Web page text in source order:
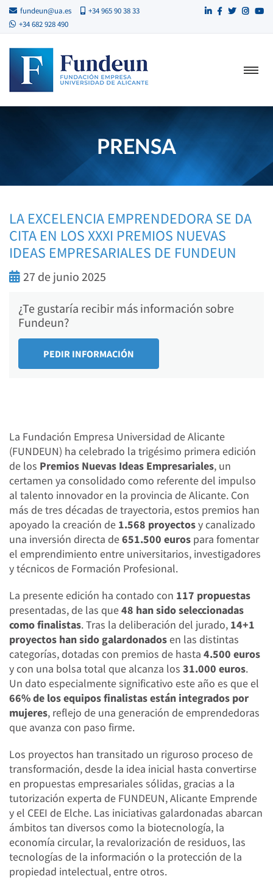
fundeun@ua.es
+34 965 90 38 33
+34 682 928 490
PRENSA
LA EXCELENCIA EMPRENDEDORA SE DA
CITA EN LOS XXXI PREMIOS NUEVAS
IDEAS EMPRESARIALES DE FUNDEUN
27 de junio 2025
¿Te gustaría recibir más información sobre
Fundeun?
La Fundación Empresa Universidad de Alicante
(FUNDEUN) ha celebrado la trigésimo primera edición
de los Premios Nuevas Ideas Empresariales, un
certamen ya consolidado como referente del impulso
al talento innovador en la provincia de Alicante. Con
más de tres décadas de trayectoria, estos premios han
apoyado la creación de 1.568 proyectosy canalizado
una inversión directa de651.500 euros para fomentar
el emprendimiento entre universitarios, investigadores
y técnicos de Formación Profesional.
La presente edición ha contado con 117 propuestas
presentadas, de las que48 han sido seleccionadas
como finalistas. Tras la deliberación del jurado, 14+1
proyectos han sido galardonadosen las distintas
categorías, dotadas con premios de hasta 4.500 euros
y con una bolsa total que alcanza los 31.000 euros.
Un dato especialmente significativo este año es que el
66% de los equipos finalistas están integrados por
mujeres, reflejo de una generación de emprendedoras
que avanza con paso firme.
Los proyectos han transitado un riguroso proceso de
transformación, desde la idea inicial hasta convertirse
en propuestas empresariales sólidas, gracias a la
tutorización experta de FUNDEUN, Alicante Emprende
y el CEEI de Elche. Las iniciativas galardonadas abarcan
ámbitos tan diversos como la biotecnología, la
economía circular, la revalorización de residuos, las
tecnologías de la información o la protección de la
propiedad intelectual, entre otros.